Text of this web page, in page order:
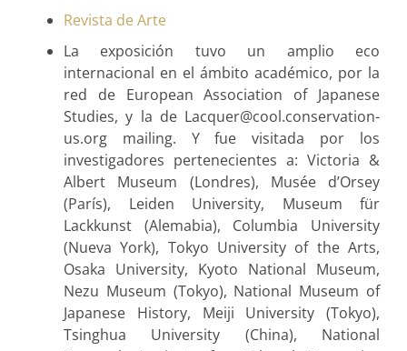
Revista de Arte
La exposición tuvo un amplio eco
internacional en el ámbito académico, por la
red de European Association of Japanese
Studies, y la de Lacquer@cool.conservation-
us.org mailing. Y fue visitada por los
investigadores pertenecientes a: Victoria &
Albert Museum (Londres), Musée d’Orsey
(París), Leiden University, Museum für
Lackkunst (Alemabia), Columbia University
(Nueva York), Tokyo University of the Arts,
Osaka University, Kyoto National Museum,
Nezu Museum (Tokyo), National Museum of
Japanese History, Meiji University (Tokyo),
Tsinghua University (China), National